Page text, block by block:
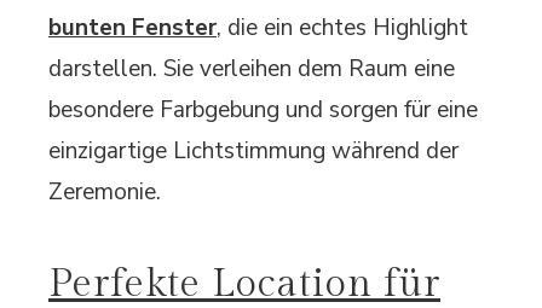
bunten Fenster, die ein echtes Highlight
darstellen. Sie verleihen dem Raum eine
besondere Farbgebung und sorgen für eine
einzigartige Lichtstimmung während der
Zeremonie.
Perfekte Location für